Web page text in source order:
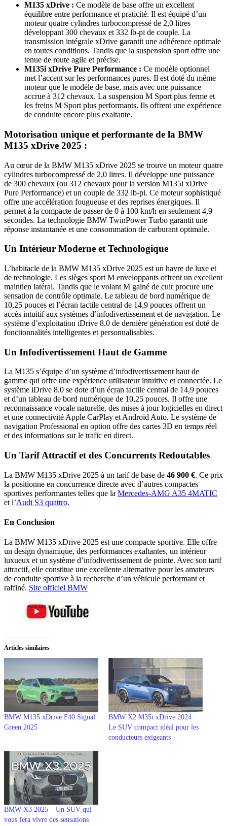
M135 xDrive : Ce modèle de base offre un excellent
équilibre entre performance et praticité. Il est équipé d’un
moteur quatre cylindres turbocompressé de 2,0 litres
développant 300 chevaux et 332 lb-pi de couple. La
transmission intégrale xDrive garantit une adhérence optimale
en toutes conditions. Tandis que la suspension sport offre une
tenue de route agile et précise.
M135i xDrive Pure Performance : Ce modèle optionnel
met l’accent sur les performances pures. Il est doté du même
moteur que le modèle de base, mais avec une puissance
accrue à 312 chevaux. La suspension M Sport plus ferme et
les freins M Sport plus performants. Ils offrent une expérience
de conduite encore plus exaltante.
Motorisation unique et performante de la BMW
M135 xDrive 2025 :
Au cœur de la BMW M135 xDrive 2025 se trouve un moteur quatre
cylindres turbocompressé de 2,0 litres. Il développe une puissance
de 300 chevaux (ou 312 chevaux pour la version M135i xDrive
Pure Performance) et un couple de 332 lb-pi. Ce moteur sophistiqué
offre une accélération fougueuse et des reprises énergiques. Il
permet à la compacte de passer de 0 à 100 km/h en seulement 4,9
secondes. La technologie BMW TwinPower Turbo garantit une
réponse instantanée et une consommation de carburant optimale.
Un Intérieur Moderne et Technologique
L’habitacle de la BMW M135 xDrive 2025 est un havre de luxe et
de technologie. Les sièges sport M enveloppants offrent un excellent
maintien latéral. Tandis que le volant M gainé de cuir procure une
sensation de contrôle optimale. Le tableau de bord numérique de
10,25 pouces et l’écran tactile central de 14,9 pouces offrent un
accès intuitif aux systèmes d’infodivertissement et de navigation. Le
système d’exploitation iDrive 8.0 de dernière génération est doté de
fonctionnalités intelligentes et personnalisables.
Un Infodivertissement Haut de Gamme
La M135 s’équipe d’un système d’infodivertissement haut de
gamme qui offre une expérience utilisateur intuitive et connectée. Le
système iDrive 8.0 se dote d’un écran tactile central de 14,9 pouces
et d’un tableau de bord numérique de 10,25 pouces. Il offre une
reconnaissance vocale naturelle, des mises à jour logicielles en direct
et une connectivité Apple CarPlay et Android Auto. Le système de
navigation Professional en option offre des cartes 3D en temps réel
et des informations sur le trafic en direct.
Un Tarif Attractif et des Concurrents Redoutables
La BMW M135 xDrive 2025 à un tarif de base de 46 900 €. Ce prix
la positionne en concurrence directe avec d’autres compactes
sportives performantes telles que la Mercedes-AMG A35 4MATIC
et l’Audi S3 quattro.
En Conclusion
La BMW M135 xDrive 2025 est une compacte sportive. Elle offre
un design dynamique, des performances exaltantes, un intérieur
luxueux et un système d’infodivertissement de pointe. Avec son tarif
attractif, elle constitue une excellente alternative pour les amateurs
de conduite sportive à la recherche d’un véhicule performant et
raffiné. Site officiel BMW
Articles similaires
BMW M135 xDrive F40 Signal
Green 2025
BMW X2 M35i xDrive 2024 :
Le SUV compact idéal pour les
conducteurs exigeants
BMW X3 2025 – Un SUV qui
vous fera vivre des sensations